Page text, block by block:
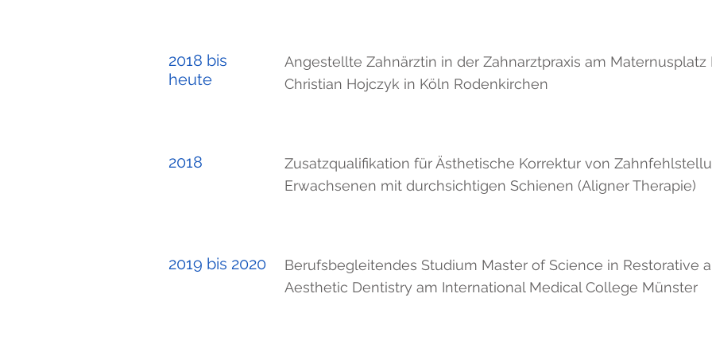
2018 bis
heute
Angestellte Zahnärztin in der Zahnarztpraxis am Maternusplatz
Christian Hojczyk in Köln Rodenkirchen
2018
Zusatzqualifikation für Ästhetische Korrektur von
Erwachsenen mit durchsichtigen Schienen (Aligner Therapie)
2019 bis 2020
Berufsbegleitendes Studium Master of Science in Restorative
Aesthetic Dentistry am International Medical College Münster